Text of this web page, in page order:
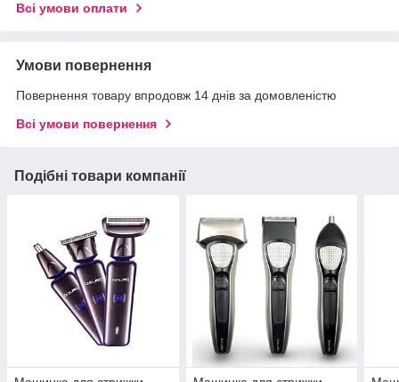
Всі умови оплати
Умови повернення
Повернення товару впродовж 14 днів за домовленістю
Всі умови повернення
Подібні товари компанії